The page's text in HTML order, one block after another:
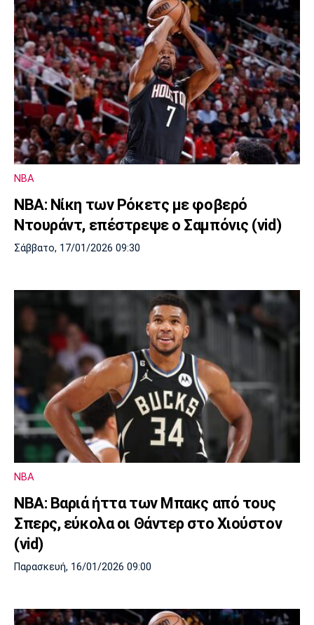
NBA
ΝΒΑ: Νίκη των Ρόκετς με φοβερό
Ντουράντ, επέστρεψε ο Σαμπόνις (vid)
Σάββατο, 17/01/2026 09:30
NBA
NBA: Βαριά ήττα των Μπακς από τους
Σπερς, εύκολα οι Θάντερ στο Χιούστον
(vid)
Παρασκευή, 16/01/2026 09:00